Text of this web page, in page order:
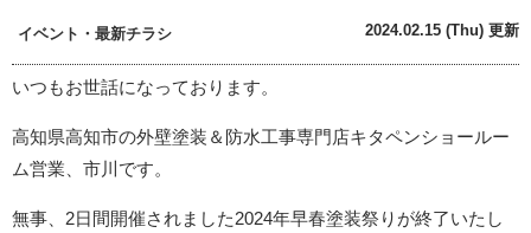
イベント・最新チラシ 2024.02.15 (Thu) 更新
いつもお世話になっております。
高知県高知市の外壁塗装＆防水工事専門店キタペンショールー
ム営業、市川です。
無事、2日間開催されました2024年早春塗装祭りが終了いたし